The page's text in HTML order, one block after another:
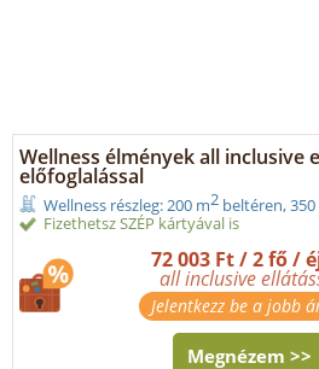
Wellness élmények all inclusive
előfoglalással
Wellness részleg: 200 m2 beltéren, 350
Fizethetsz SZÉP kártyával is
72 003 Ft / 2 fő /
all inclusive
Jelentkezz be a jobb
Megnézem >>